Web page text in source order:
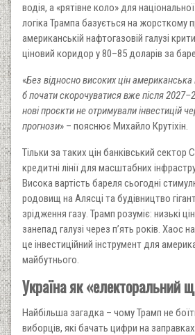
водія, а «рятівне коло» для
логіка Трампа базується на жорсткому
американській нафтогазовій галузі
ціновий коридор у 80–85 доларів за
«Без відносно високих цін
б почати скорочуватися вже після
нові проєкти не отримували інвестицій
прогнози» – пояснює Михайло Крутіхін.
Тільки за таких цін банківський сектор
кредитні лінії для масштабних
Висока вартість бареля сьогодні
родовищ на Алясці та будівництво
зрідження газу. Трамп розуміє: низькі
занепад галузі через п’ять років. Хаос
це інвестиційний інструмент для
майбутнього.
Україна як «електоральний
Найбільша загадка – чому Трамп не
виборців, які бачать цифри на